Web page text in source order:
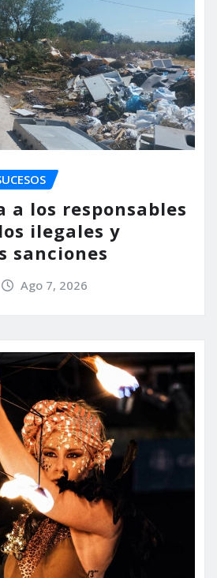
a los responsables
ilegales y
sanciones
Ago 7, 2026